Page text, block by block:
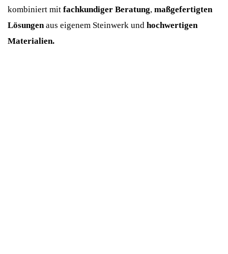
kombiniert mit fachkundiger Beratung, maßgefertigten
Lösungenaus eigenem Steinwerk und hochwertigen
Materialien.